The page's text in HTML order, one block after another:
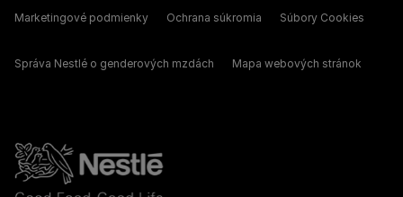
Marketingové podmienky Ochrana súkromia Súbory Cookies
Správa Nestlé o genderových mzdách Mapa webových stránok